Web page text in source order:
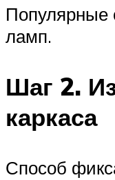
Популярные
ламп.
Шаг 2.
каркаса
Способ